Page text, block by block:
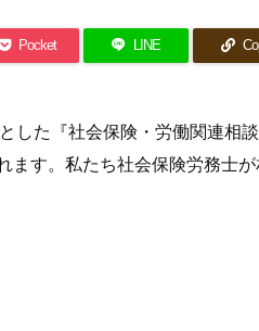
Pocket LINE
た『社会保険・労働関連相談
ます。私たち社会保険労務士が